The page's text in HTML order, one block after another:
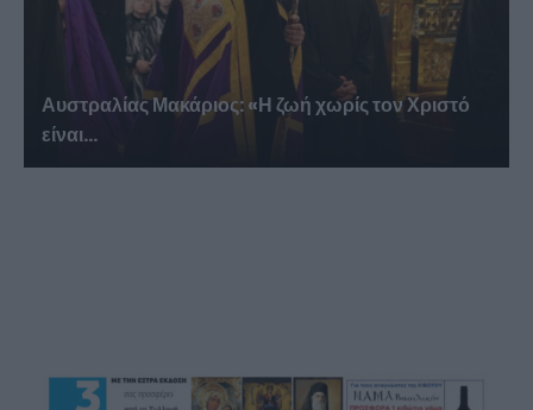
Αυστραλίας Μακάριος: «Η ζωή χωρίς τον Χριστό
είναι...